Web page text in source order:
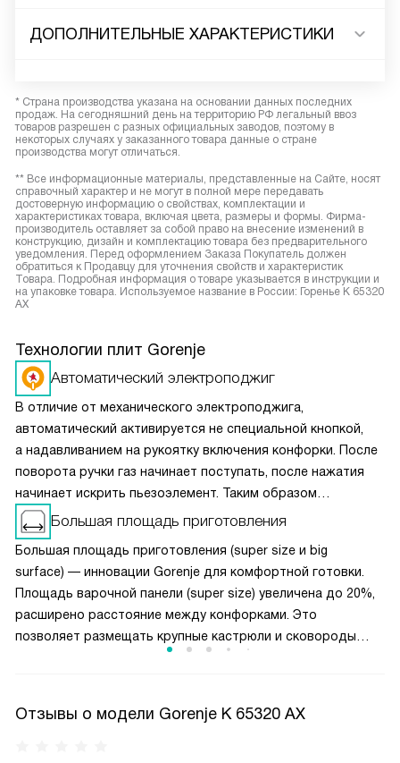
ДОПОЛНИТЕЛЬНЫЕ ХАРАКТЕРИСТИКИ
* Страна производства указана на основании данных последних
продаж. На сегодняшний день на территорию РФ легальный ввоз
товаров разрешен с разных официальных заводов, поэтому в
некоторых случаях у заказанного товара данные о стране
производства могут отличаться.
** Все информационные материалы, представленные на Сайте, носят
справочный характер и не могут в полной мере передавать
достоверную информацию о свойствах, комплектации и
характеристиках товара, включая цвета, размеры и формы. Фирма-
производитель оставляет за собой право на внесение изменений в
конструкцию, дизайн и комплектацию товара без предварительного
уведомления. Перед оформлением Заказа Покупатель должен
обратиться к Продавцу для уточнения свойств и характеристик
Товара. Подробная информация о товаре указывается в инструкции и
на упаковке товара. Используемое название в России: Горенье K 65320
AX
Технологии плит Gorenje
Автоматический электроподжиг
В отличие от механического электроподжига,
автоматический активируется не специальной кнопкой,
а надавливанием на рукоятку включения конфорки. После
поворота ручки газ начинает поступать, после нажатия
начинает искрить пьезоэлемент. Таким образом
вы получаете пламя движением одной руки, что важно
для безопасности и попросту удобно.
Большая площадь приготовления
Большая площадь приготовления (super size и big
surface) — инновации Gorenje для комфортной готовки.
Площадь варочной панели (super size) увеличена до 20%,
расширено расстояние между конфорками. Это
позволяет размещать крупные кастрюли и сковороды
увеличенную камеру и противни макси-формата. Полная
Отзывы о модели Gorenje K 65320 AX